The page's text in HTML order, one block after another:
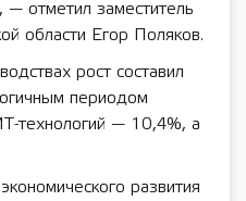
— отметил заместитель
области Егор Поляков.
рост составил
периодом
технологий — 10,4%, а
развития